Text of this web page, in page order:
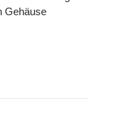
Gehäuse